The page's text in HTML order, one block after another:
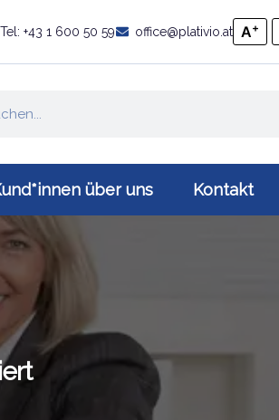
Tel: +43 1 600 50 59 office@plativio.at A+
über uns Kontakt